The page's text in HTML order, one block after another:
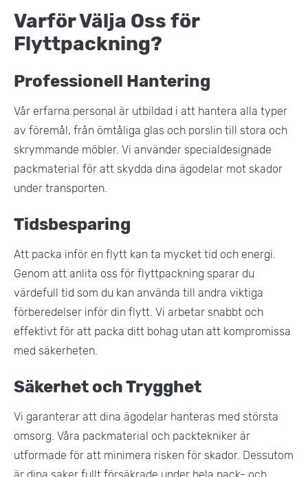
Varför Välja Oss för
Flyttpackning?
Professionell Hantering
Vår erfarna personal är utbildad i att hantera alla typer
av föremål, från ömtåliga glas och porslin till stora och
skrymmande möbler. Vi använder specialdesignade
packmaterial för att skydda dina ägodelar mot skador
under transporten​.
Tidsbesparing
Att packa inför en flytt kan ta mycket tid och energi.
Genom att anlita oss för flyttpackning sparar du
värdefull tid som du kan använda till andra viktiga
förberedelser inför din flytt. Vi arbetar snabbt och
effektivt för att packa ditt bohag utan att kompromissa
med säkerheten​.
Säkerhet och Trygghet
Vi garanterar att dina ägodelar hanteras med största
omsorg. Våra packmaterial och packtekniker är
utformade för att minimera risken för skador. Dessutom